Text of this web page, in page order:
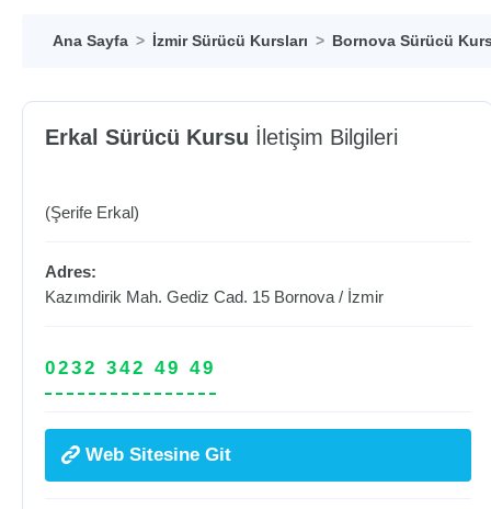
Ana Sayfa İzmir Sürücü Kursları Bornova Sürücü
Erkal Sürücü Kursu İletişim Bilgileri
(Şerife Erkal)
Adres:
Kazımdirik Mah. Gediz Cad. 15 Bornova / İzmir
0232 342 49 49
Web Sitesine Git